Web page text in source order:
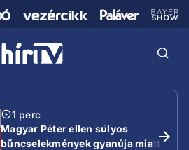
1 perc
Magyar Péter ellen súlyos
bűncselekmények gyanúja miatt